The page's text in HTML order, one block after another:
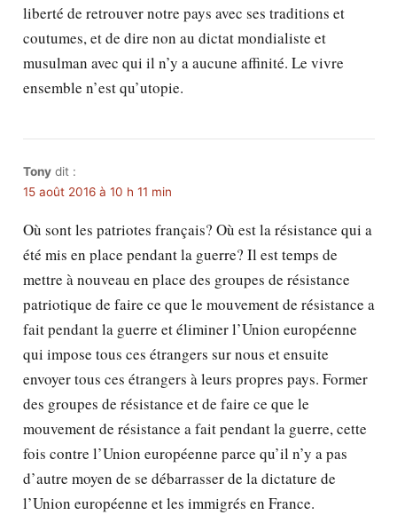
liberté de retrouver notre pays avec ses traditions et
coutumes, et de dire non au dictat mondialiste et
musulman avec qui il n’y a aucune affinité. Le vivre
ensemble n’est qu’utopie.
Tony dit :
15 août 2016 à 10 h 11 min
Où sont les patriotes français? Où est la résistance qui a
été mis en place pendant la guerre? Il est temps de
mettre à nouveau en place des groupes de résistance
patriotique de faire ce que le mouvement de résistance a
fait pendant la guerre et éliminer l’Union européenne
qui impose tous ces étrangers sur nous et ensuite
envoyer tous ces étrangers à leurs propres pays. Former
des groupes de résistance et de faire ce que le
mouvement de résistance a fait pendant la guerre, cette
fois contre l’Union européenne parce qu’il n’y a pas
d’autre moyen de se débarrasser de la dictature de
l’Union européenne et les immigrés en France.